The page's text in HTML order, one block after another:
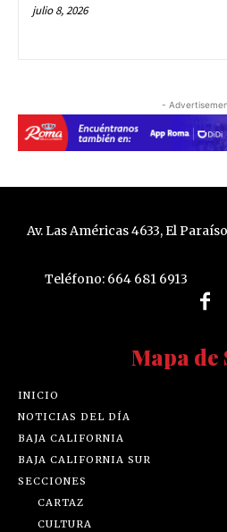
julio 8, 2026
-
Av. Las Américas 4633, El
Teléfono: 664 681 6913
Mapa de
INICIO
NOTICIAS DEL DÍA
BAJA CALIFORNIA
BAJA CALIFORNIA SUR
SECCIONES
CARTAZ
CULTURA